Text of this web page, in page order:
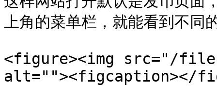
上角的菜单栏，就能看到不同
<figure><img src="/files/
alt=""><figcaption></